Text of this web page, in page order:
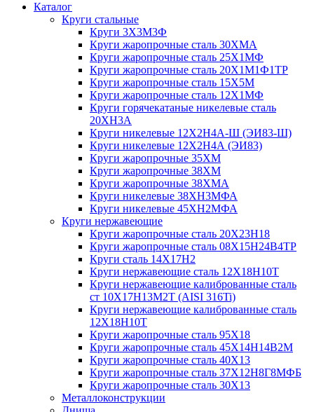
Каталог
Круги стальные
Круги 3Х3М3Ф
Круги жаропрочные сталь 30ХМА
Круги жаропрочные сталь 25Х1МФ
Круги жаропрочные сталь 20Х1М1Ф1ТР
Круги жаропрочные сталь 15Х5М
Круги жаропрочные сталь 12Х1МФ
Круги горячекатаные никелевые сталь
20ХН3А
Круги никелевые 12Х2Н4А-Ш (ЭИ83-Ш)
Круги никелевые 12Х2Н4А (ЭИ83)
Круги жаропрочные 35ХМ
Круги жаропрочные 38ХМ
Круги жаропрочные 38ХМА
Круги никелевые 38XH3MФА
Круги никелевые 45ХН2МФА
Круги нержавеющие
Круги жаропрочные сталь 20Х23Н18
Круги жаропрочные сталь 08Х15Н24В4ТР
Круги сталь 14Х17Н2
Круги нержавеющие сталь 12Х18Н10Т
Круги нержавеющие калиброванные сталь
ст 10Х17Н13М2Т (AISI 316Ti)
Круги нержавеющие калиброванные сталь
12Х18Н10Т
Круги жаропрочные сталь 95Х18
Круги жаропрочные сталь 45Х14Н14В2М
Круги жаропрочные сталь 40Х13
Круги жаропрочные сталь 37Х12Н8Г8МФБ
Круги жаропрочные сталь 30Х13
Металлоконструкции